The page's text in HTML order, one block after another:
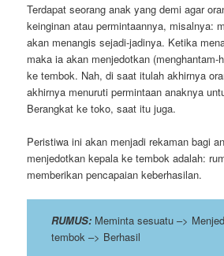
Terdapat seorang anak yang demi agar
keinginan atau permintaannya, misalnya:
akan menangis sejadi-jadinya. Ketika
maka ia akan menjedotkan (menghantam-
ke tembok. Nah, di saat itulah akhirnya
akhirnya menuruti permintaan anaknya
Berangkat ke toko, saat itu juga.
Peristiwa ini akan menjadi rekaman bagi
menjedotkan kepala ke tembok adalah:
memberikan pencapaian keberhasilan.
RUMUS:Meminta sesuatu –>
tembok –> Berhasil